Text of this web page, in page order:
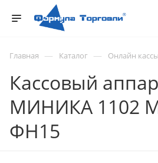
Главная — Каталог — Онлайн кассы
Кассовый
МИНИКА 1102
ФН15